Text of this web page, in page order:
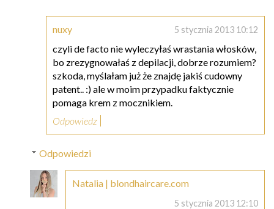
nuxy 5 stycznia 2013 10:12
czyli de facto nie wyleczyłaś wrastania włosków,
bo zrezygnowałaś z depilacji, dobrze rozumiem?
szkoda, myślałam już że znajdę jakiś cudowny
patent.. :) ale w moim przypadku faktycznie
pomaga krem z mocznikiem.
Odpowiedz
Odpowiedzi
Natalia | blondhaircare.com
5 stycznia 2013 12:10